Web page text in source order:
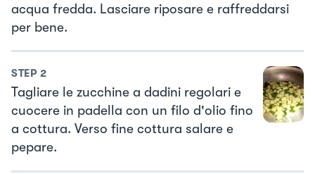
acqua fredda. Lasciare riposare e raffreddarsi
per bene.
STEP 2
Tagliare le zucchine a dadini regolari e
cuocere in padella con un filo d'olio fino
a cottura. Verso fine cottura salare e
pepare.